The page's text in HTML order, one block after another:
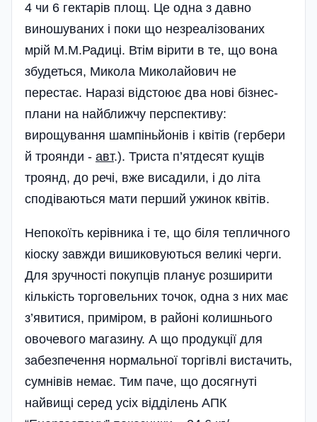
4 чи 6 гектарів площ. Це одна з давно
виношуваних і поки що незреалізованих
мрій М.М.Радиці. Втім вірити в те, що вона
збудеться, Микола Миколайович не
перестає. Наразі відстоює два нові бізнес-
плани на найближчу перспективу:
вирощування шампіньйонів і квітів (гербери
й троянди - авт.). Триста п’ятдесят кущів
троянд, до речі, вже висадили, і до літа
сподіваються мати перший ужинок квітів.
Непокоїть керівника і те, що біля тепличного
кіоску завжди вишиковуються великі черги.
Для зручності покупців планує розширити
кількість торговельних точок, одна з них має
з’явитися, приміром, в районі колишнього
овочевого магазину. А що продукції для
забезпечення нормальної торгівлі вистачить,
сумнівів немає. Тим паче, що досягнуті
найвищі серед усіх відділень АПК